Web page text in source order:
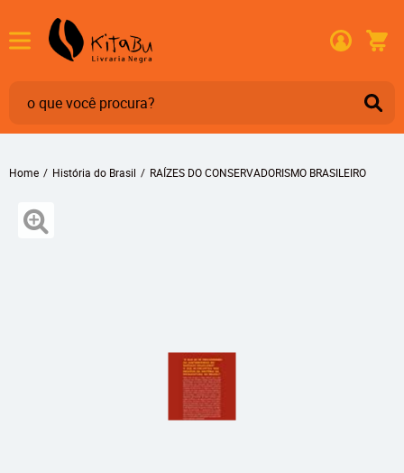
Home História do Brasil RAÍZES DO CONSERVADORISMO BRASILEIRO